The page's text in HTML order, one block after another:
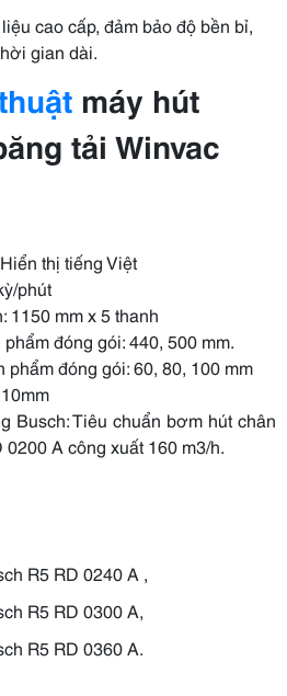
cao cấp, đảm bảo độ bền bỉ,
gian dài.
máy hút
tải Winvac
thị tiếng Việt
phút
1150 mm x 5 thanh
đóng gói: 440, 500 mm.
phẩm đóng gói: 60, 80, 100 mm
Busch: Tiêu chuẩn bơm hút chân
A công xuất 160 m3/h.
R5 RD 0240 A ,
R5 RD 0300 A,
R5 RD 0360 A.